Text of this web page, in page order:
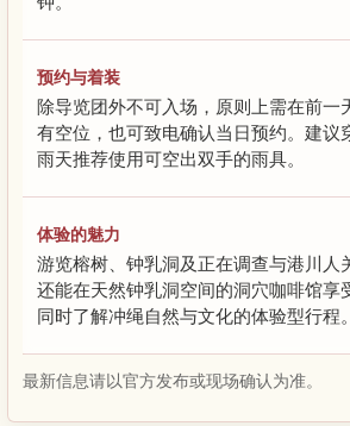
预约与着装
除导览团外不可入场，原则上需在前一
有空位，也可致电确认当日预约。建议
雨天推荐使用可空出双手的雨具。
体验的魅力
游览榕树、钟乳洞及正在调查与港川人
还能在天然钟乳洞空间的洞穴咖啡馆享
同时了解冲绳自然与文化的体验型行程。
最新信息请以官方发布或现场确认为准。